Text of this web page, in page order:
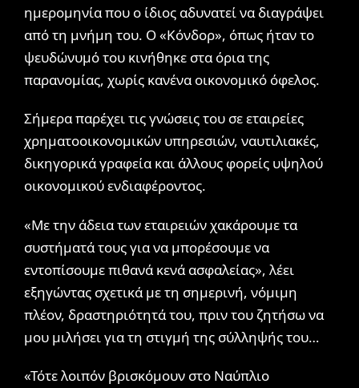
ημερομηνία που ο ίδιος αδυνατεί να διαγράψει
από τη μνήμη του. Ο «Κόνδορ», όπως ήταν το
ψευδώνυμό του κινήθηκε στα όρια της
παρανομίας, χωρίς κανένα οικονομικό όφελος.
Σήμερα παρέχει τις γνώσεις του σε εταιρείες
χρηματοοικονομικών υπηρεσιών, ναυτιλιακές,
δικηγορικά γραφεία και άλλους φορείς υψηλού
οικονομικού ενδιαφέροντος.
«Με την άδεια των εταιρειών χακάρουμε τα
συστήματά τους για να μπορέσουμε να
εντοπίσουμε πιθανά κενά ασφαλείας», λέει
εξηγώντας σχετικά με τη σημερινή, νόμιμη
πλέον, δραστηριότητά του, πριν του ζητήσω να
μου μιλήσει για τη στιγμή της σύλληψής του…
«Τότε λοιπόν βρισκόμουν στο Ναύπλιο